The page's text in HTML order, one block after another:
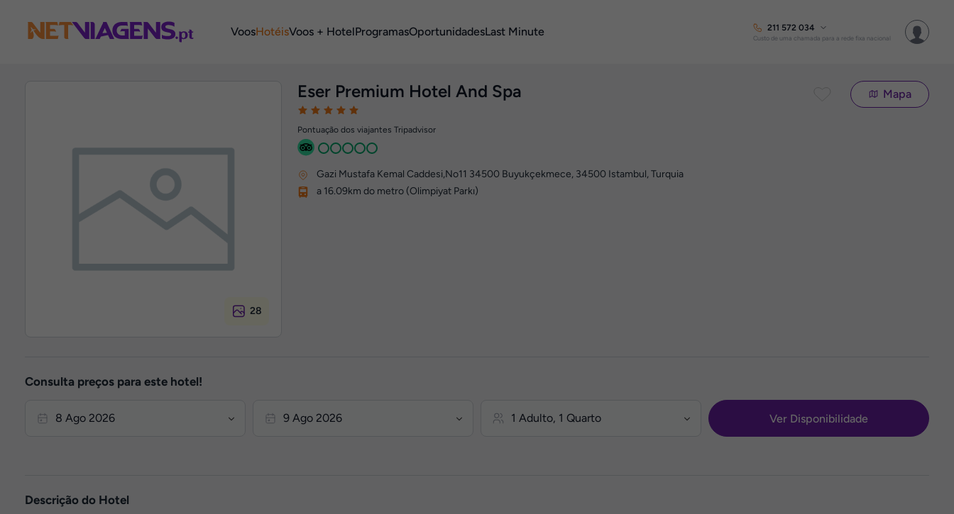
VoosHotéisVoos + HotelProgramasOportunidadesLast Minute 211 572 034
Custo de uma chamada para a rede fixa nacional
28
Eser Premium Hotel And Spa
Pontuação dos viajantes Tripadvisor
Mapa
Gazi Mustafa Kemal Caddesi,No11 34500 Buyukçekmece, 34500 Istambul, Turquia
a 16.09km do metro (Olimpiyat Parkı)
Consulta preços para este hotel!
Ver Disponibilidade
Descrição do Hotel